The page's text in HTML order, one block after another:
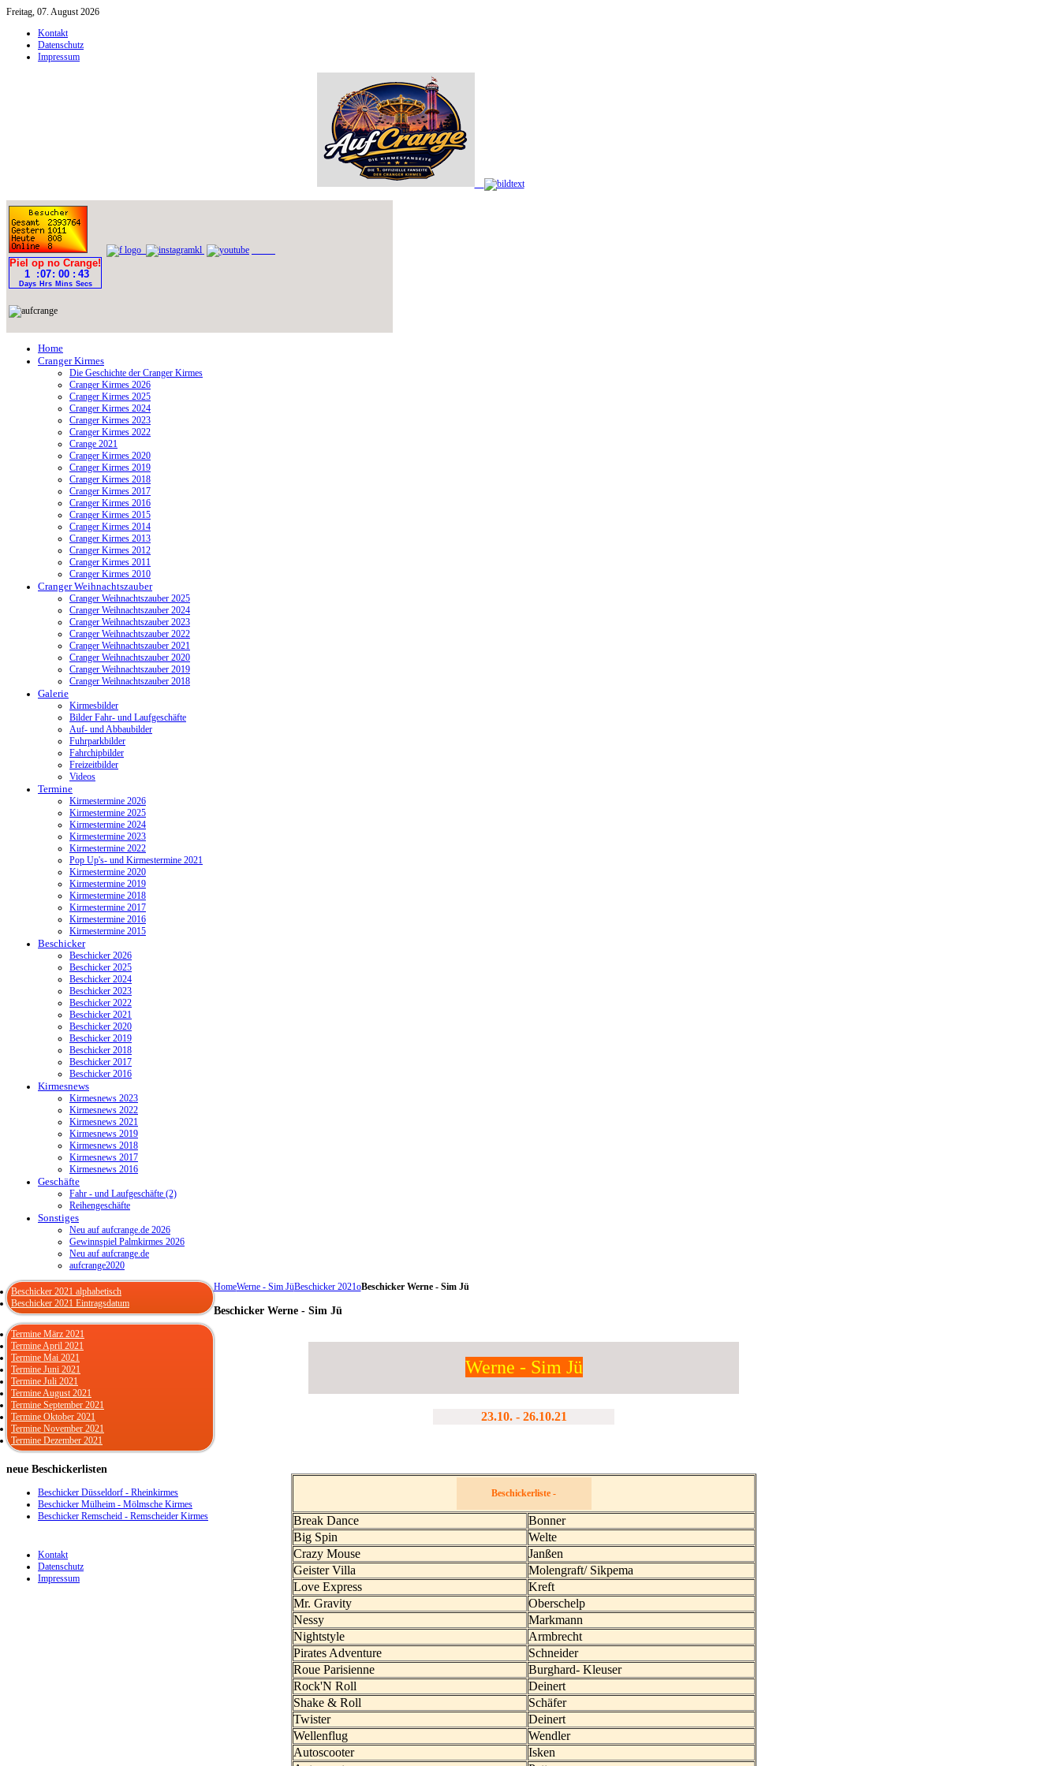
Freitag, 07. August 2026
Kontakt
Datenschutz
Impressum
Home
Cranger Kirmes
Die Geschichte der Cranger Kirmes
Cranger Kirmes 2026
Cranger Kirmes 2025
Cranger Kirmes 2024
Cranger Kirmes 2023
Cranger Kirmes 2022
Crange 2021
Cranger Kirmes 2020
Cranger Kirmes 2019
Cranger Kirmes 2018
Cranger Kirmes 2017
Cranger Kirmes 2016
Cranger Kirmes 2015
Cranger Kirmes 2014
Cranger Kirmes 2013
Cranger Kirmes 2012
Cranger Kirmes 2011
Cranger Kirmes 2010
Cranger Weihnachtszauber
Cranger Weihnachtszauber 2025
Cranger Weihnachtszauber 2024
Cranger Weihnachtszauber 2023
Cranger Weihnachtszauber 2022
Cranger Weihnachtszauber 2021
Cranger Weihnachtszauber 2020
Cranger Weihnachtszauber 2019
Cranger Weihnachtszauber 2018
Galerie
Kirmesbilder
Bilder Fahr- und Laufgeschäfte
Auf- und Abbaubilder
Fuhrparkbilder
Fahrchipbilder
Freizeitbilder
Videos
Termine
Kirmestermine 2026
Kirmestermine 2025
Kirmestermine 2024
Kirmestermine 2023
Kirmestermine 2022
Pop Up's- und Kirmestermine 2021
Kirmestermine 2020
Kirmestermine 2019
Kirmestermine 2018
Kirmestermine 2017
Kirmestermine 2016
Kirmestermine 2015
Beschicker
Beschicker 2026
Beschicker 2025
Beschicker 2024
Beschicker 2023
Beschicker 2022
Beschicker 2021
Beschicker 2020
Beschicker 2019
Beschicker 2018
Beschicker 2017
Beschicker 2016
Kirmesnews
Kirmesnews 2023
Kirmesnews 2022
Kirmesnews 2021
Kirmesnews 2019
Kirmesnews 2018
Kirmesnews 2017
Kirmesnews 2016
Geschäfte
Fahr - und Laufgeschäfte (2)
Reihengeschäfte
Sonstiges
Neu auf aufcrange.de 2026
Gewinnspiel Palmkirmes 2026
Neu auf aufcrange.de
aufcrange2020
HomeWerne - Sim JüBeschicker 2021oBeschicker Werne - Sim Jü
Beschicker Werne - Sim Jü
Werne - Sim Jü
23.10. - 26.10.21
Beschickerliste -
Break Dance
Bonner
Big Spin
Welte
Crazy Mouse
Janßen
Geister Villa
Molengraft/ Sikpema
Love Express
Kreft
Mr. Gravity
Oberschelp
Nessy
Markmann
Nightstyle
Armbrecht
Pirates Adventure
Schneider
Roue Parisienne
Burghard- Kleuser
Rock'N Roll
Deinert
Shake & Roll
Schäfer
Twister
Deinert
Wellenflug
Wendler
Autoscooter
Isken
Beschicker 2021 alphabetisch
Beschicker 2021 Eintragsdatum
Termine März 2021
Termine April 2021
Termine Mai 2021
Termine Juni 2021
Termine Juli 2021
Termine August 2021
Termine September 2021
Termine Oktober 2021
Termine November 2021
Termine Dezember 2021
neue Beschickerlisten
Beschicker Düsseldorf - Rheinkirmes
Beschicker Mülheim - Mölmsche Kirmes
Beschicker Remscheid - Remscheider Kirmes
Kontakt
Datenschutz
Impressum